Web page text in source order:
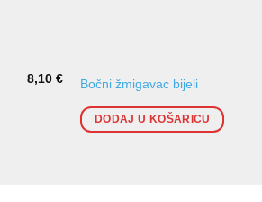
8,10 € Bočni žmigavac bijeli
DODAJ U KOŠARICU